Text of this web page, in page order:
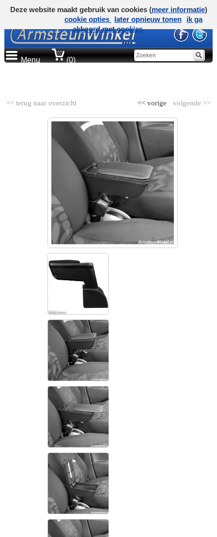
Menu (0)
<< terug naar overzicht volgende >>
<< vorige
Deze website maakt gebruik van cookies (meer informatie)
cookie opties
later opnieuw tonen
ik ga
akkoord met cookies